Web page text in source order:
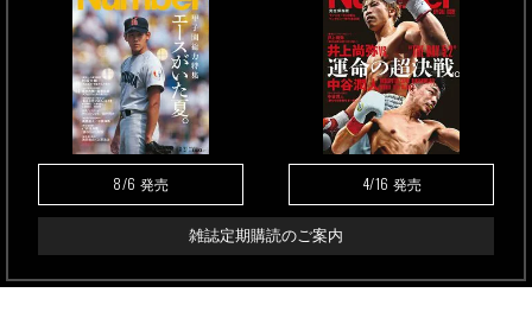
8/6 発売 4/16 発売
雑誌定期購読のご案内